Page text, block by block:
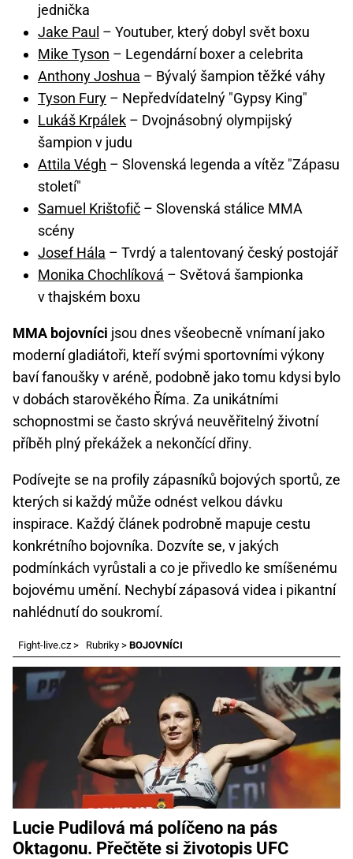
jednička
Jake Paul – Youtuber, který dobyl svět boxu
Mike Tyson – Legendární boxer a celebrita
Anthony Joshua – Bývalý šampion těžké váhy
Tyson Fury – Nepředvídatelný "Gypsy King"
Lukáš Krpálek – Dvojnásobný olympijský
šampion v judu
Attila Végh – Slovenská legenda a vítěz "Zápasu
století"
Samuel Krištofič – Slovenská stálice MMA
scény
Josef Hála – Tvrdý a talentovaný český postojář
Monika Chochlíková – Světová šampionka
v thajském boxu
MMA bojovníci jsou dnes všeobecně vnímaní jako
moderní gladiátoři, kteří svými sportovními výkony
baví fanoušky v aréně, podobně jako tomu kdysi bylo
v dobách starověkého Říma. Za unikátními
schopnostmi se často skrývá neuvěřitelný životní
příběh plný překážek a nekončící dřiny.
Podívejte se na profily zápasníků bojových sportů, ze
kterých si každý může odnést velkou dávku
inspirace. Každý článek podrobně mapuje cestu
konkrétního bojovníka. Dozvíte se, v jakých
podmínkách vyrůstali a co je přivedlo ke smíšenému
bojovému umění. Nechybí zápasová videa i pikantní
nahlédnutí do soukromí.
Fight-live.cz > Rubriky > BOJOVNÍCI
Lucie Pudilová má políčeno na pás
Oktagonu. Přečtěte si životopis UFC